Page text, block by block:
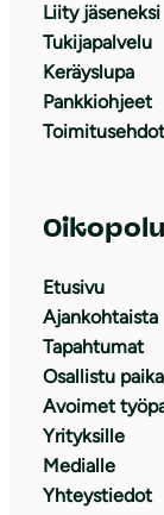
Liity jäseneksi
Tukijapalvelu
Keräyslupa
Pankkiohjeet
Toimitusehdot
Etusivu
Ajankohtaista
Tapahtumat
Osallistu
Avoimet
Yrityksille
Medialle
Yhteystiedot